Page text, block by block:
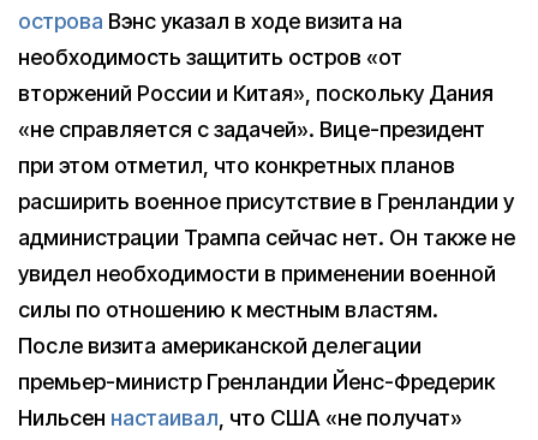
острова Вэнс указал в ходе визита на
необходимость защитить остров «от
вторжений России и Китая», поскольку Дания
«не справляется с задачей». Вице-президент
при этом отметил, что конкретных планов
расширить военное присутствие в Гренландии у
администрации Трампа сейчас нет. Он также не
увидел необходимости в применении военной
силы по отношению к местным властям.
После визита американской делегации
премьер-министр Гренландии Йенс-Фредерик
Нильсен настаивал, что США «не получат»